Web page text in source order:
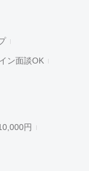
ン面談OK
円